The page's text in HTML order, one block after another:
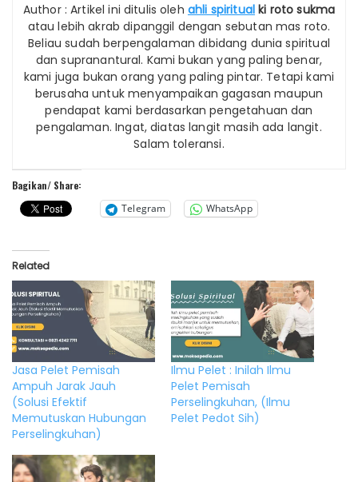
Author : Artikel ini ditulis oleh ahli spiritual ki roto sukma
atau lebih akrab dipanggil dengan sebutan mas roto.
Beliau sudah berpengalaman dibidang dunia spiritual
dan supranantural. Kami bukan yang paling benar,
kami juga bukan orang yang paling pintar. Tetapi kami
berusaha untuk menyampaikan gagasan maupun
pendapat kami berdasarkan pengetahuan dan
pengalaman. Ingat, diatas langit masih ada langit.
Salam toleransi.
Bagikan/ Share:
Telegram
WhatsApp
Related
Jasa Pelet Pemisah
Ampuh Jarak Jauh
(Solusi Efektif
Memutuskan Hubungan
Perselingkuhan)
Ilmu Pelet : Inilah Ilmu
Pelet Pemisah
Perselingkuhan, (Ilmu
Pelet Pedot Sih)